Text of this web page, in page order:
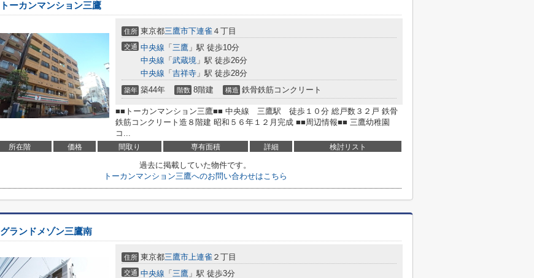
トーカンマンション三鷹
住所 東京都三鷹市下連雀 ４丁目
交通 中央線 「 三鷹 」駅 徒歩10分
中央線 「 武蔵境 」駅 徒歩26分
中央線 「 吉祥寺 」駅 徒歩28分
築年 築44年 階数 8階建 構造 鉄骨鉄筋コンクリート
■■トーカンマンション三鷹■■ 中央線 三鷹駅 徒歩１０分 総戸数３２戸 鉄骨
鉄筋コンクリート造８階建 昭和５６年１２月完成 ■■周辺情報■■ 三鷹幼稚園
コ...
所在階 価格 間取り 専有面積 詳細 検討リスト
過去に掲載していた物件です。
トーカンマンション三鷹へのお問い合わせはこちら
グランドメゾン三鷹南
住所 東京都三鷹市上連雀 ２丁目
交通 中央線 「 三鷹 」駅 徒歩3分